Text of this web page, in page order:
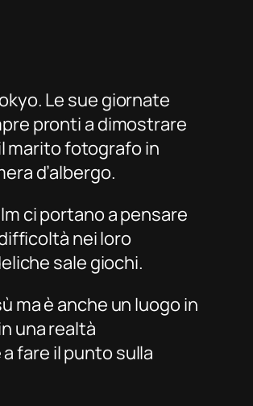
Le sue giornate
pronti a dimostrare
marito fotografo in
d’albergo.
ci portano a pensare
nei loro
sale giochi.
ma è anche un luogo in
una realtà
fare il punto sulla